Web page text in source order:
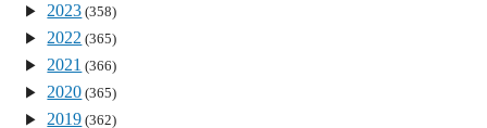
2023 (358)
2022 (365)
2021 (366)
2020 (365)
2019 (362)